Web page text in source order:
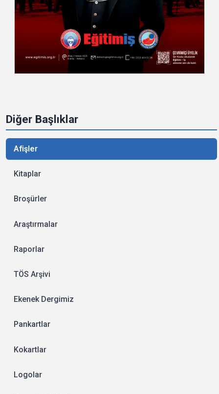
Diğer Başlıklar
Afişler
Kitaplar
Broşürler
Araştırmalar
Raporlar
TÖS Arşivi
Ekenek Dergimiz
Pankartlar
Kokartlar
Logolar